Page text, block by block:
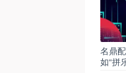
名鼎
如“拼